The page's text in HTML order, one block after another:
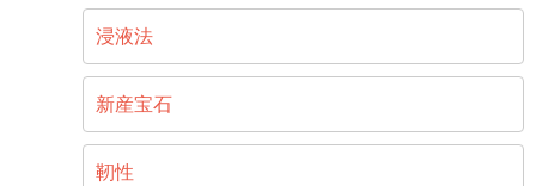
浸液法
新産宝石
靭性